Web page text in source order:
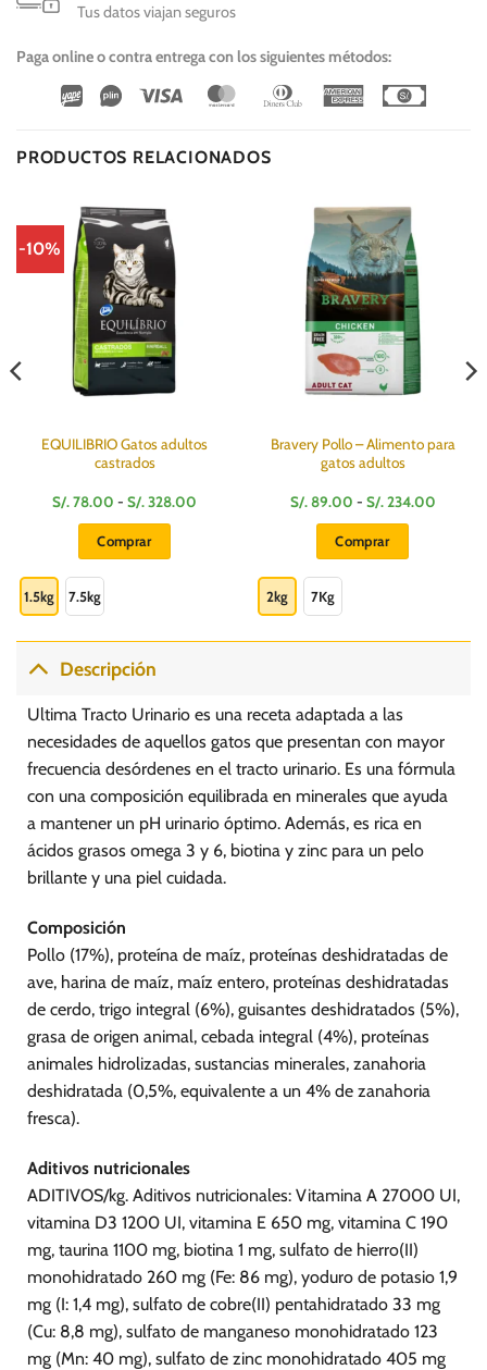
Tus datos viajan seguros
Paga online o contra entrega con los siguientes métodos:
Wirecard
Vipps Visa MasterCardDinners
American
PRODUCTOS RELACIONADOS
-10%
EQUILIBRIO Gatos adultos
castrados
S/.78.00 - S/.328.00
Comprar
múltiples
variantes.
opciones
pueden
elegir
en
la
producto
1.5kg 7.5kg
Bravery Pollo – Alimento para
gatos adultos
S/.89.00 - S/.234.00Rango
Comprar
múltiples
opciones
pueden
elegir
en
la
2kg 7Kg
Descripción
Ultima Tracto Urinario es una receta adaptada a las
necesidades de aquellos gatos que presentan con mayor
frecuencia desórdenes en el tracto urinario. Es una fórmula
con una composición equilibrada en minerales que ayuda
a mantener un pH urinario óptimo. Además, es rica en
ácidos grasos omega 3 y 6, biotina y zinc para un pelo
brillante y una piel cuidada.
Composición
Pollo (17%), proteína de maíz, proteínas deshidratadas de
ave, harina de maíz, maíz entero, proteínas deshidratadas
de cerdo, trigo integral (6%), guisantes deshidratados (5%),
grasa de origen animal, cebada integral (4%), proteínas
animales hidrolizadas, sustancias minerales, zanahoria
deshidratada (0,5%, equivalente a un 4% de zanahoria
fresca).
Aditivos nutricionales
ADITIVOS/kg. Aditivos nutricionales: Vitamina A 27000 UI,
vitamina D3 1200 UI, vitamina E 650 mg, vitamina C 190
mg, taurina 1100 mg, biotina 1 mg, sulfato de hierro(II)
monohidratado 260 mg (Fe: 86 mg), yoduro de potasio 1,9
mg (I: 1,4 mg), sulfato de cobre(II) pentahidratado 33 mg
(Cu: 8,8 mg), sulfato de manganeso monohidratado 123
mg (Mn: 40 mg), sulfato de zinc monohidratado 405 mg